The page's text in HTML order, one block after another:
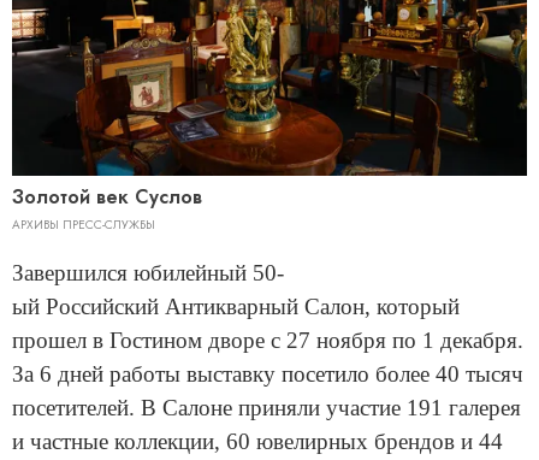
Золотой век Суслов
АРХИВЫ ПРЕСС-СЛУЖБЫ
Завершился юбилейный 50-
ый Российский Антикварный Салон, который
прошел в Гостином дворе с 27 ноября по 1 декабря.
За 6 дней работы выставку посетило более 40 тысяч
посетителей. В Салоне приняли участие 191 галерея
и частные коллекции, 60 ювелирных брендов и 44